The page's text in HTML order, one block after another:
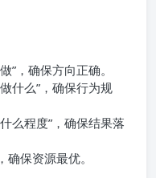
”，确保方向正确。
什么”，确保行为规
么程度”，确保结果落
确保资源最优。